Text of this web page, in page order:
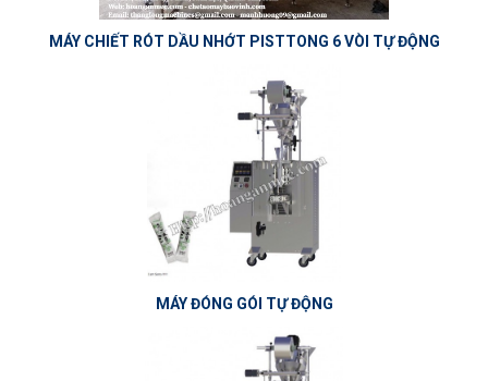
MÁY CHIẾT RÓT DẦU NHỚT PISTTONG 6 VÒI TỰ ĐỘNG
MÁY ĐÓNG GÓI TỰ ĐỘNG